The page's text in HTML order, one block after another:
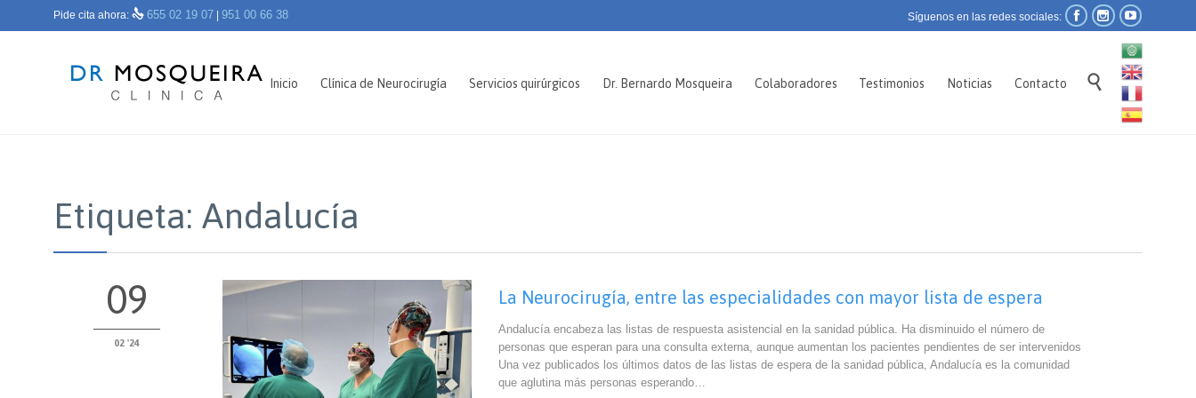
Pide cita ahora:  655 02 19 07 951 00 66 38 Síguenos en las redes sociales:   
Skip
Inicio Clínica de Neurocirugía Servicios quirúrgicos Dr. Bernardo Mosqueira Colaboradores Testimonios Noticias Contacto 
Etiqueta: Andalucía
09
02 '24
La Neurocirugía, entre las especialidades con mayor lista de espera
Andalucía encabeza las listas de respuesta asistencial en la sanidad pública. Ha disminuido el número de
personas que esperan para una consulta externa, aunque aumentan los pacientes pendientes de ser intervenidos
Una vez publicados los últimos datos de las listas de espera de la sanidad pública, Andalucía es la comunidad
que aglutina más personas esperando…